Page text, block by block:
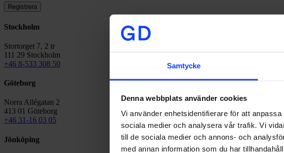
Samtycke
Denna webbplats använder cookies
Vi använder enhetsidentifierare för att
sociala medier och analysera vår trafik. Vi
till de sociala medier och annons- och
med annan information som du har
Stockholm
Stortorget 7, 2 tr
111 29 Stockholm
+46 8-533 308 50
Göteborg
Norra Allégatan 2
413 01 Göteborg
+46 31-16 03 05
Jönköping